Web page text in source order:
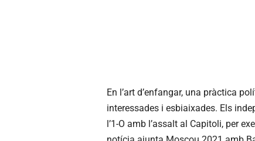
En l’art d’enfangar, una pràctica
interessades i esbiaixades. Els
l’1-O amb l’assalt al Capitoli, per